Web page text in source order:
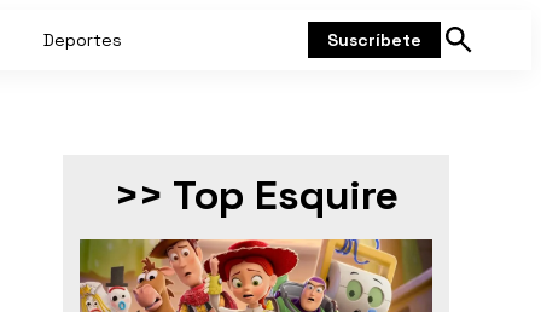
Deportes Suscríbete
Mostrar
>> Top Esquire